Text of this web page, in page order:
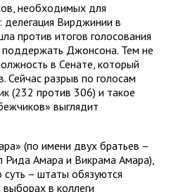
необходимых для
делегация Вирджинии в
против итогов голосования
поддержать Джонсона. Тем не
в Сенате, который
Сейчас разрыв по голосам
(232 против 306) и такое
выглядит
(по имени двух братьев –
Рида Амара и Викрама Амара),
– штаты обязуются
в коллеги